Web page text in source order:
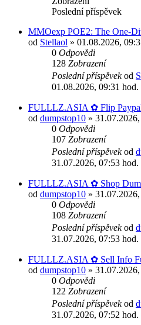
Poslední příspěvek
MMOexp POE2: The One-
od Stellaol » 01.08.2026,
0 Odpovědi
128 Zobrazení
Poslední příspěvekod
01.08.2026, 09:31 hod.
FULLLZ.ASIA ✿ Flip Paypal
od dumpstop10 »
0 Odpovědi
107 Zobrazení
Poslední příspěvekod
31.07.2026, 07:53 hod.
FULLLZ.ASIA ✿ Shop
od dumpstop10 »
0 Odpovědi
108 Zobrazení
Poslední příspěvekod
31.07.2026, 07:53 hod.
FULLLZ.ASIA ✿ Sell Info
od dumpstop10 »
0 Odpovědi
122 Zobrazení
Poslední příspěvekod
31.07.2026, 07:52 hod.